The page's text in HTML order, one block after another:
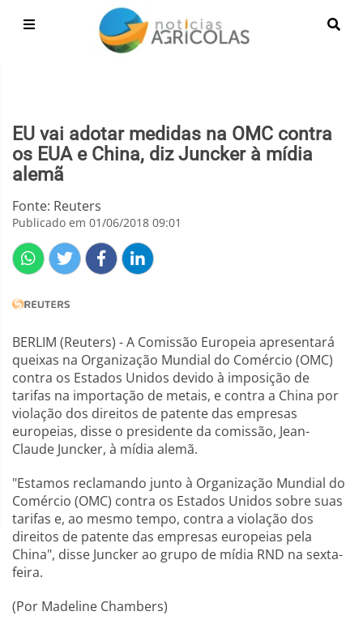
EU vai adotar medidas na OMC contra
os EUA e China, diz Juncker à mídia
alemã
Fonte: Reuters
Publicado em 01/06/2018 09:01
BERLIM (Reuters) - A Comissão Europeia apresentará
queixas na Organização Mundial do Comércio (OMC)
contra os Estados Unidos devido à imposição de
tarifas na importação de metais, e contra a China por
violação dos direitos de patente das empresas
europeias, disse o presidente da comissão, Jean-
Claude Juncker, à mídia alemã.
"Estamos reclamando junto à Organização Mundial do
Comércio (OMC) contra os Estados Unidos sobre suas
tarifas e, ao mesmo tempo, contra a violação dos
direitos de patente das empresas europeias pela
China", disse Juncker ao grupo de mídia RND na sexta-
feira.
(Por Madeline Chambers)